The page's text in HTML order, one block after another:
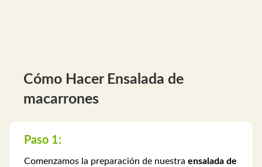
Cómo Hacer Ensalada de
macarrones
Paso 1:
Comenzamos la preparación de nuestra ensalada de